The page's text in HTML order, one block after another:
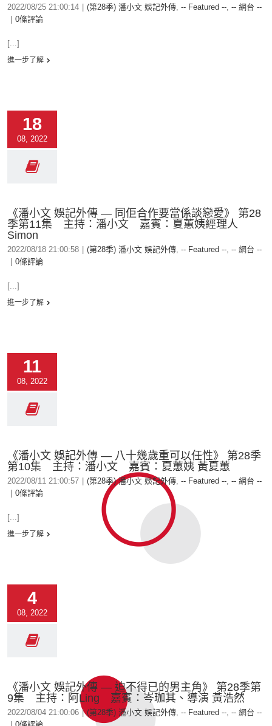
2022/08/25 21:00:14 (第28季) 潘小文 娛記外傳, -- Featured --, -- 網台 --
0條評論
[...]
進一步了解
18
08, 2022
《潘小文 娛記外傳 — 同佢合作要當係談戀愛》 第28
季第11集 主持：潘小文 嘉賓：夏蕙姨經理人
Simon
2022/08/18 21:00:58 (第28季) 潘小文 娛記外傳, -- Featured --, -- 網台 --
0條評論
[...]
進一步了解
11
08, 2022
《潘小文 娛記外傳 — 八十幾歲重可以任性》 第28季
第10集 主持：潘小文 嘉賓：夏蕙姨 黃夏蕙
2022/08/11 21:00:57 (第28季) 潘小文 娛記外傳, -- Featured --, -- 網台 --
0條評論
[...]
進一步了解
4
08, 2022
《潘小文 娛記外傳 — 迫不得已的男主角》 第28季第
9集 主持：阿Ling 嘉賓：岑珈其、導演 黃浩然
2022/08/04 21:00:06 | (第28季) 潘小文 娛記外傳, -- Featured --, -- 網台 --